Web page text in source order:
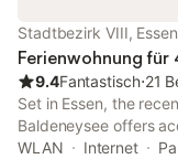
Stadtbezirk VIII, Essen
Ferienwohnung für
9.4Fantastisch⋅21
Set in Essen, the
Baldeneysee offers
Burgaltendorf and 8.6
WLAN Internet